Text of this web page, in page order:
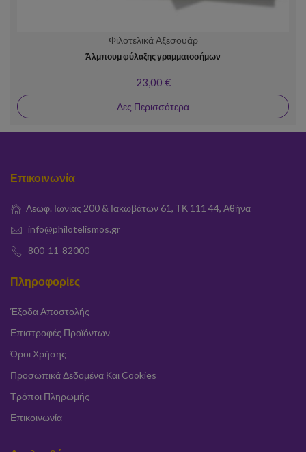
Φιλοτελικά Αξεσουάρ
Άλμπουμ φύλαξης γραμματοσήμων
23,00 €
Δες Περισσότερα
Επικοινωνία
Λεωφ. Ιωνίας 200 & Ιακωβάτων 61, ΤΚ 111 44, Αθήνα
info@philotelismos.gr
800-11-82000
Πληροφορίες
Έξοδα Αποστολής
Επιστροφές Προϊόντων
Όροι Χρήσης
Προσωπικά Δεδομένα Και Cookies
Τρόποι Πληρωμής
Επικοινωνία